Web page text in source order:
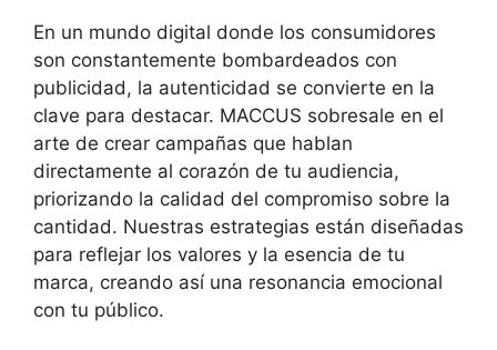
En un mundo digital donde los consumidores
son constantemente bombardeados con
publicidad, la autenticidad se convierte en la
clave para destacar. MACCUS sobresale en el
arte de crear campañas que hablan
directamente al corazón de tu audiencia,
priorizando la calidad del compromiso sobre la
cantidad. Nuestras estrategias están diseñadas
para reflejar los valores y la esencia de tu
marca, creando así una resonancia emocional
con tu público.